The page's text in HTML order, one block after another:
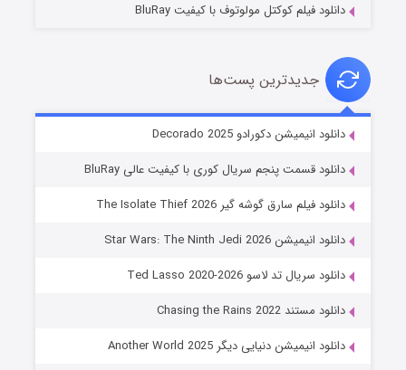
خاندان اژدها فصل ۳
جادوگری در مغولستان
دانلود فیلم کوکتل مولوتوف با کیفیت BluRay
جدیدترین پست‌ها
دانلود انیمیشن دکورادو Decorado 2025
دانلود قسمت پنجم سریال کوری با کیفیت عالی BluRay
دانلود فیلم سارق گوشه گیر The Isolate Thief 2026
دانلود انیمیشن Star Wars: The Ninth Jedi 2026
دانلود سریال تد لاسو Ted Lasso 2020-2026
دانلود مستند Chasing the Rains 2022
دانلود انیمیشن دنیایی دیگر Another World 2025